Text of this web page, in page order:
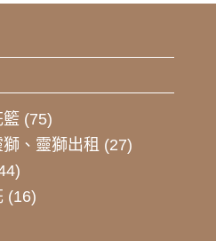
(75)
、靈獅出租 (27)
(16)